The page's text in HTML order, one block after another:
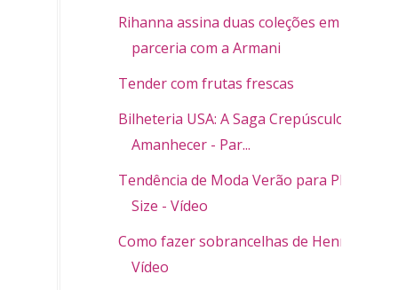
Rihanna assina duas coleções em
parceria com a Armani
Tender com frutas frescas
Bilheteria USA: A Saga Crepúsculo:
Amanhecer - Par...
Tendência de Moda Verão para Plus
Size - Vídeo
Como fazer sobrancelhas de Henna -
Vídeo